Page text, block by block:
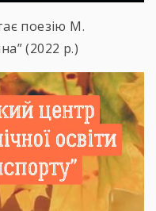
поезію М.
(2022 р.)